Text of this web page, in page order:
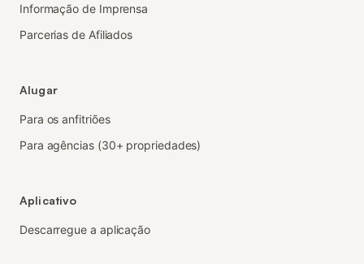
Informação de Imprensa
Parcerias de Afiliados
Alugar
Para os anfitriões
Para agências (30+ propriedades)
Aplicativo
Descarregue a aplicação